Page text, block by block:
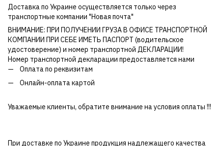
Доставка по Украине осуществляется только через
транспортные компании "Новая почта"
ВНИМАНИЕ: ПРИ ПОЛУЧЕНИИ ГРУЗА В ОФИСЕ ТРАНСПОРТНОЙ
КОМПАНИИ ПРИ СЕБЕ ИМЕТЬ ПАСПОРТ (водительское
удостоверение) и номер транспортной ДЕКЛАРАЦИИ!
Номер транспортной декларации предоставляется нами
Оплата по реквизитам
Онлайн-оплата картой
Уважаемые клиенты, обратите внимание на условия оплаты !!!
При доставке по Украине продукция надлежащего качества